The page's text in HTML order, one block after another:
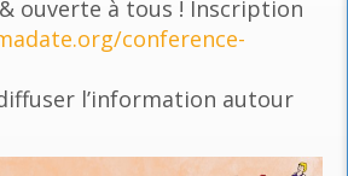
ouverte à tous ! Inscription
conference-
l’information autour